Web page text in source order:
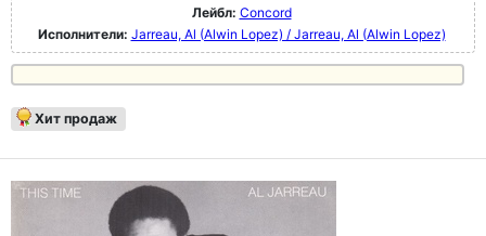
Лейбл: Concord
Исполнители: Jarreau, Al (Alwin Lopez) / Jarreau, Al (Alwin Lopez)
Хит продаж